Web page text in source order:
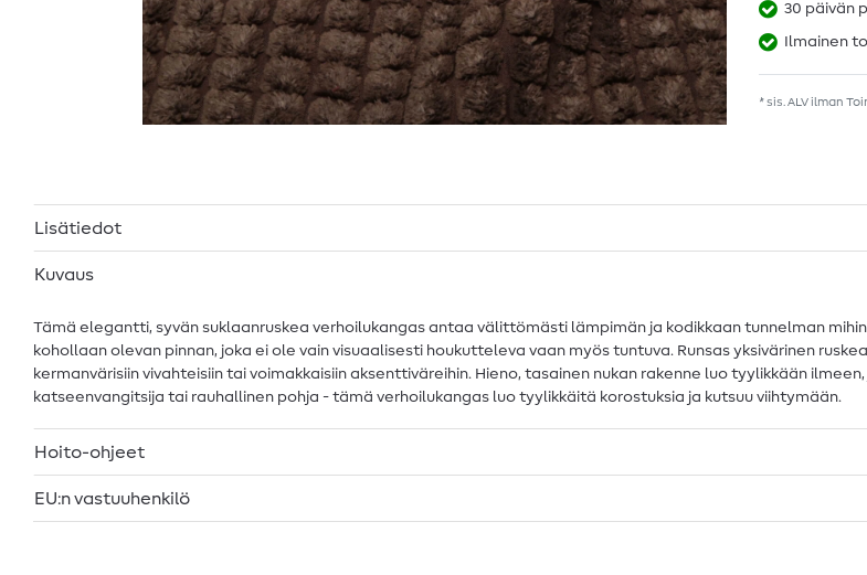
30 päivän
Ilmainen
* sis. ALV ilman
Lisätiedot
Kuvaus
Tämä elegantti, syvän suklaanruskea verhoilukangas antaa välittömästi lämpimän ja kodikkaan tunnelman
kohollaan olevan pinnan, joka ei ole vain visuaalisesti houkutteleva vaan myös tuntuva. Runsas yksivärinen
kermanvärisiin vivahteisiin tai voimakkaisiin aksenttiväreihin. Hieno, tasainen nukan rakenne luo tyylikkään
katseenvangitsija tai rauhallinen pohja - tämä verhoilukangas luo tyylikkäitä korostuksia ja kutsuu viihtymään.
Hoito-ohjeet
EU:n vastuuhenkilö